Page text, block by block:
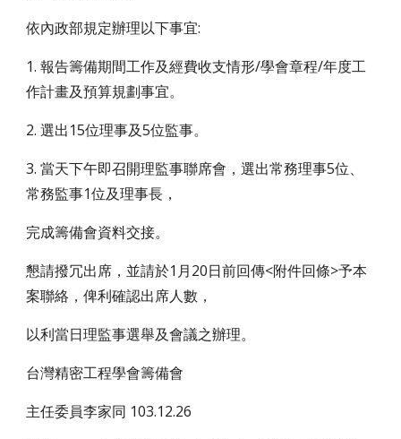
依內政部規定辦理以下事宜:
1. 報告籌備期間工作及經費收支情形/學會章程/年度工
作計畫及預算規劃事宜。
2. 選出15位理事及5位監事。
3. 當天下午即召開理監事聯席會，選出常務理事5位、
常務監事1位及理事長，
完成籌備會資料交接。
懇請撥冗出席，並請於1月20日前回傳<附件回條>予本
案聯絡，俾利確認出席人數，
以利當日理監事選舉及會議之辦理。
台灣精密工程學會籌備會
主任委員李家同 103.12.26